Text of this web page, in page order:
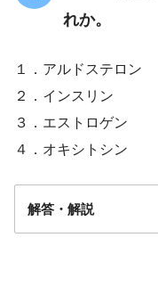
れか。
１．アルドステロン
２．インスリン
３．エストロゲン
４．オキシトシン
解答・解説